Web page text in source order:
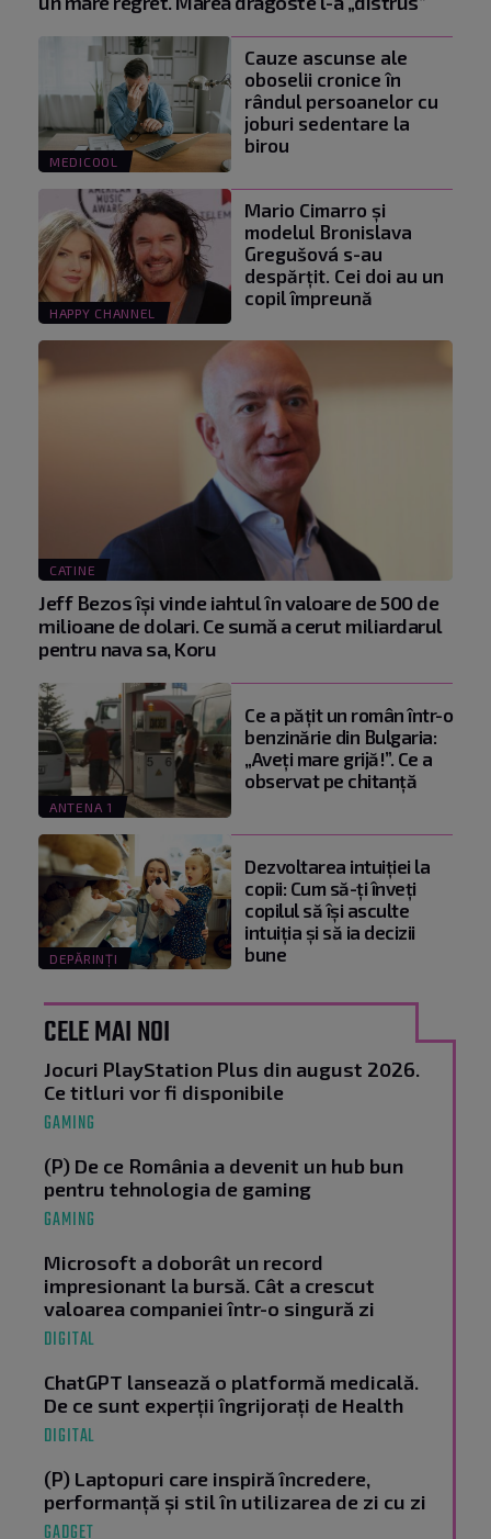
MEDICOOL
Cauze ascunse ale
oboselii cronice în
rândul persoanelor cu
joburi sedentare la
birou
HAPPY CHANNEL
Mario Cimarro și
modelul Bronislava
Gregušová s-au
despărțit. Cei doi au un
copil împreună
CATINE
Jeff Bezos își vinde iahtul în valoare de 500 de
milioane de dolari. Ce sumă a cerut miliardarul
pentru nava sa, Koru
ANTENA 1
Ce a pățit un român într-o
benzinărie din Bulgaria:
„Aveți mare grijă!”. Ce a
observat pe chitanță
DEPĂRINȚI
Dezvoltarea intuiției la
copii: Cum să-ți înveți
copilul să își asculte
intuiția și să ia decizii
bune
CELE MAI NOI
Jocuri PlayStation Plus din august 2026.
Ce titluri vor fi disponibile
GAMING
(P) De ce România a devenit un hub bun
pentru tehnologia de gaming
GAMING
Microsoft a doborât un record
impresionant la bursă. Cât a crescut
valoarea companiei într-o singură zi
DIGITAL
ChatGPT lansează o platformă medicală.
De ce sunt experții îngrijorați de Health
DIGITAL
(P) Laptopuri care inspiră încredere,
performanță și stil în utilizarea de zi cu zi